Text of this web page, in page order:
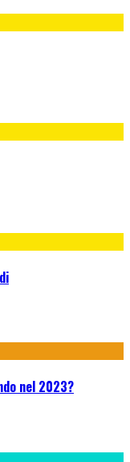
nel 2023?